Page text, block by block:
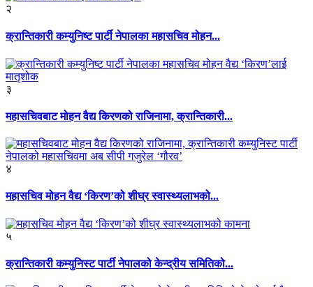
२
क्रान्तिकारी कम्युनिष्ट पार्टी नेपालका महासचिव मोहन...
३
महासचिवबाट मोहन वैद्य किरणको राजिनामा, क्रान्तिकारी...
४
महासचिव मोहन वैद्य ‘किरण’को शीघ्र स्वास्थ्यलाभको...
५
क्रान्तिकारी कम्युनिस्ट पार्टी नेपालको केन्द्रीय समितिको...